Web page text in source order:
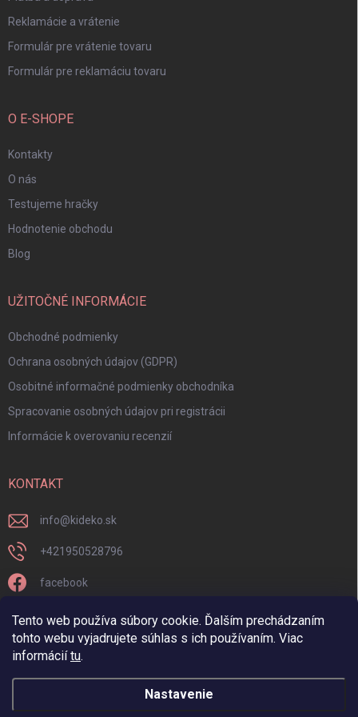
Tento web používa súbory cookie. Ďalším prechádzaním
tohto webu vyjadrujete súhlas s ich používaním. Viac
informáciítu.
Nastavenie
Reklamácie a vrátenie
Formulár pre vrátenie tovaru
Formulár pre reklamáciu tovaru
O E-SHOPE
Kontakty
O nás
Testujeme hračky
Hodnotenie obchodu
Blog
UŽITOČNÉ INFORMÁCIE
Obchodné podmienky
Ochrana osobných údajov (GDPR)
Osobitné informačné podmienky obchodníka
Spracovanie osobných údajov pri registrácii
Informácie k overovaniu recenzií
KONTAKT
info@kideko.sk
+421950528796
facebook
kideko.sk/